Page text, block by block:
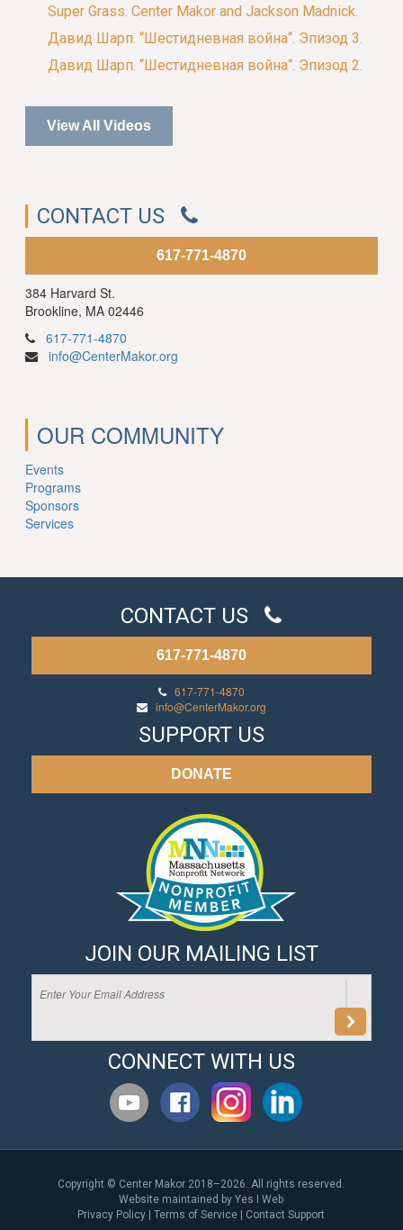
Super Grass. Center Makor and Jackson Madnick.
Давид Шарп. “Шестидневная война“. Эпизод 3.
Давид Шарп. “Шестидневная война“. Эпизод 2.
View All Videos
CONTACT US
617-771-4870
384 Harvard St.
Brookline, MA 02446
617-771-4870
info@CenterMakor.org
OUR COMMUNITY
Events
Programs
Sponsors
Services
CONTACT US
617-771-4870
617-771-4870
info@CenterMakor.org
SUPPORT US
DONATE
JOIN OUR MAILING LIST
CONNECT WITH US
Copyright © Center Makor 2018–2026. All rights reserved.
Website maintained byYes I Web
Privacy Policy |Terms of Service Contact Support